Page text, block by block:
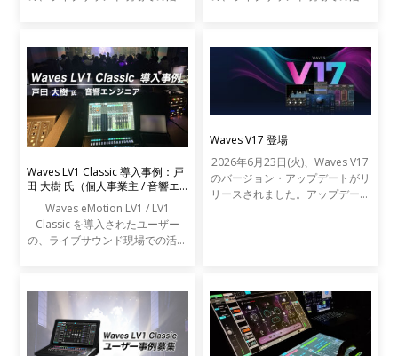
Waves LV1 Classic 導入事例：戸
田 大樹 氏（個人事業主 / 音響エ
Waves eMotion LV1 / LV1
Classic を導入されたユーザー
の、ライブサウンド現場での活用
Waves V17 登場
2026年6月23日(火)、Waves V17
のバージョン・アップデートがリ
リースされました。アップデート